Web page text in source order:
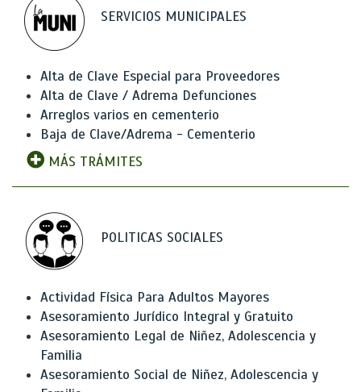
SERVICIOS MUNICIPALES
Alta de Clave Especial para Proveedores
Alta de Clave / Adrema Defunciones
Arreglos varios en cementerio
Baja de Clave/Adrema - Cementerio
MÁS TRÁMITES
POLITICAS SOCIALES
Actividad Física Para Adultos Mayores
Asesoramiento Jurídico Integral y Gratuito
Asesoramiento Legal de Niñez, Adolescencia y
Familia
Asesoramiento Social de Niñez, Adolescencia y